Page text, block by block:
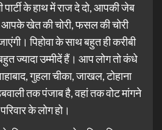
के हाथ में राज दे दो, आपकी जेब
आपके खेत की चोरी, फसल की चोरी
पिहोवा के साथ बहुत ही करीबी
ज्यादा उम्मीदें हैं। आप लोग तो कंधे
गुहला चीका, जाखल, टोहाना
तक पंजाब है, वहां तक वोट मांगने
के लोग हो।